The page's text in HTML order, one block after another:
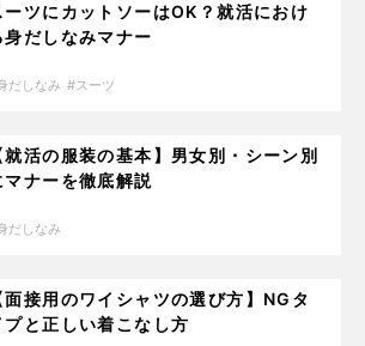
ーツにカットソーはOK？就活におけ
身だしなみマナー
だしなみ スーツ
就活の服装の基本】男女別・シーン別
マナーを徹底解説
だしなみ
面接用のワイシャツの選び方】NGタ
プと正しい着こなし方